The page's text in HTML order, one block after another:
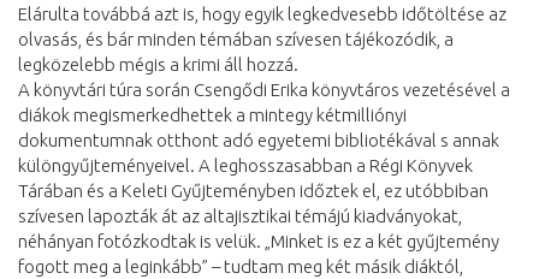
Elárulta továbbá azt is, hogy egyik legkedvesebb időtöltése az
olvasás, és bár minden témában szívesen tájékozódik, a
legközelebb mégis a krimi áll hozzá.
A könyvtári túra során Csengődi Erika könyvtáros vezetésével a
diákok megismerkedhettek a mintegy kétmilliónyi
dokumentumnak otthont adó egyetemi bibliotékával s annak
különgyűjteményeivel. A leghosszasabban a Régi Könyvek
Tárában és a Keleti Gyűjteményben időztek el, ez utóbbiban
szívesen lapozták át az altajisztikai témájú kiadványokat,
néhányan fotózkodtak is velük. „Minket is ez a két gyűjtemény
fogott meg a leginkább” – tudtam meg két másik diáktól,